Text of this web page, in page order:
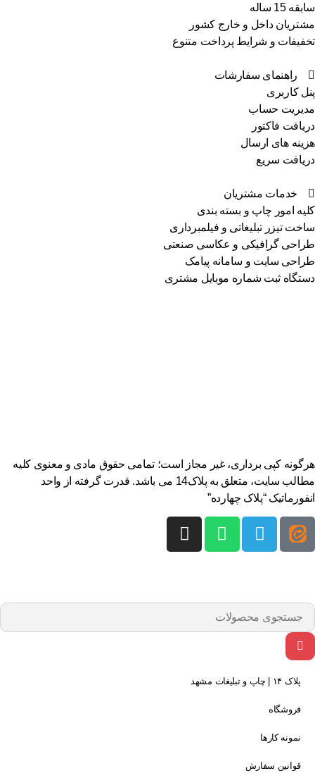
15 ساله
داخل و خارج کشور
و شرایط پرداخت متنوع
راهنمای سفارشات
کاربری
حساب
فاکتور
های ارسال
سریع
خدمات مشتریان
امور چاپ و بسته بندی
تیزر تبلیغاتی و فیلمبرداری
گرافیکی و عکاسی صنعتی
سایت و سامانه پیامک
ثبت شماره موبایل مشتری
کپی برداری، غیر مجاز است؛ تمامی حقوق مادی و معنوی کلیه
مطالب سایت، متعلق به پلاک14 می باشد. قدرت گرفته از واحد
“پلاک چهارده”
پلاک ۱۴ | چاپ و تبلیغات مشهد
فروشگاه
نمونه کارها
قوانین سفارش